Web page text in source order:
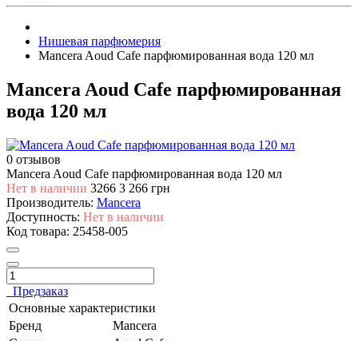
Нишевая парфюмерия
Mancera Aoud Cafe парфюмированная вода 120 мл
Mancera Aoud Cafe парфюмированная
вода 120 мл
0 отзывов
Mancera Aoud Cafe парфюмированная вода 120 мл
Нет в наличии 3266 3 266 грн
Производитель: Mancera
Доступность: Нет в наличии
Код товара: 25458-005
Предзаказ
Основные характеристики
Бренд
Mancera